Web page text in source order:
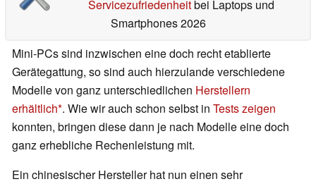
Servicezufriedenheitbei Laptops und
Smartphones 2026
Mini-PCs sind inzwischen eine doch recht etablierte
Gerätegattung, so sind auch hierzulande verschiedene
Modelle von ganz unterschiedlichen Herstellern
erhältlich . Wie wir auch schon selbst in Tests zeigen
konnten, bringen diese dann je nach Modelle eine doch
ganz erhebliche Rechenleistung mit.
Ein chinesischer Hersteller hat nun einen sehr